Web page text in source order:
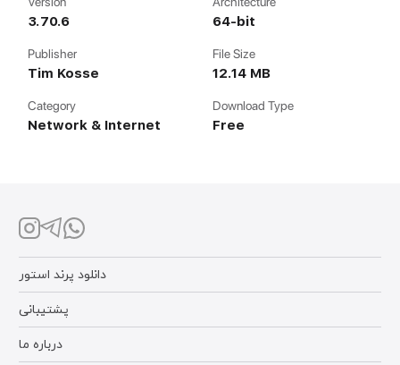
3.70.6 64-bit
Publisher
Tim Kosse
File Size
12.14 MB
Category
Network & Internet
Download Type
Free
درباره ما
پشتیبانی
دانلود پرند استور